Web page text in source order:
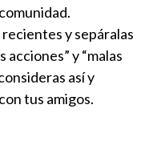
y sepáralas
acciones” y “malas
así y
tus amigos.